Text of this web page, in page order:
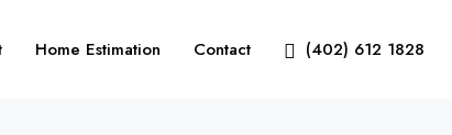
Home Estimation Contact (402) 612 1828